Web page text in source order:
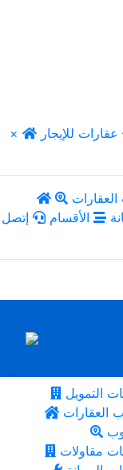
×
عقارات للإيجار
الأقسام
إتصل
التمويل
العقارات
مقاولات